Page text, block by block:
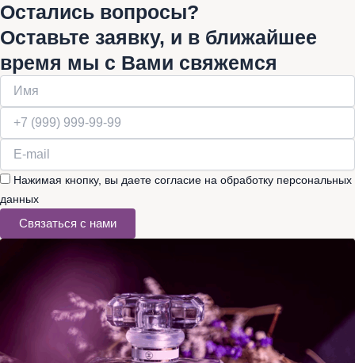
Остались вопросы?
Оставьте заявку, и в ближайшее
время мы с Вами свяжемся
Нажимая кнопку, вы даете согласие на обработку персональных
данных
Связаться с нами